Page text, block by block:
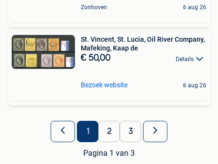
Zonhoven 6 aug 26
St. Vincent, St. Lucia, Oil River Company,
Mafeking, Kaap de
€ 50,00 Details
Bezoek website 6 aug 26
1 2 3
Pagina 1 van 3